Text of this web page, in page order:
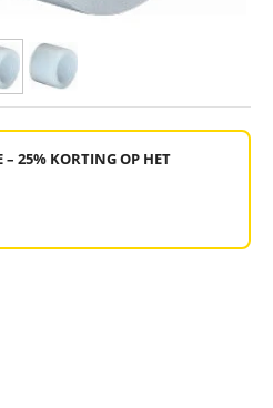
– 25% KORTING OP HET